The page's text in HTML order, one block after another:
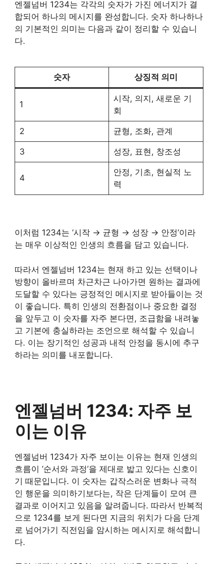
엔젤넘버 1234는 각각의 숫자가 가진 에너지가 결
합되어 하나의 메시지를 완성합니다. 숫자 하나하나
의 기본적인 의미는 다음과 같이 정리할 수 있습니
다.
숫자 상징적 의미
1
시작, 의지, 새로운 기
회
2 균형, 조화, 관계
3 성장, 표현, 창조성
4
안정, 기초, 현실적 노
력
이처럼 1234는 ‘시작 → 균형 → 성장 → 안정’이라
는 매우 이상적인 인생의 흐름을 담고 있습니다.
따라서 엔젤넘버 1234는 현재 하고 있는 선택이나
방향이 올바르며 차근차근 나아가면 원하는 결과에
도달할 수 있다는 긍정적인 메시지로 받아들이는 것
이 좋습니다. 특히 인생의 전환점이나 중요한 결정
을 앞두고 이 숫자를 자주 본다면, 조급함을 내려놓
고 기본에 충실하라는 조언으로 해석할 수 있습니
다. 이는 장기적인 성공과 내적 안정을 동시에 추구
하라는 의미를 내포합니다.
엔젤넘버 1234: 자주 보
이는 이유
엔젤넘버 1234가 자주 보이는 이유는 현재 인생의
흐름이 ‘순서와 과정’을 제대로 밟고 있다는 신호이
기 때문입니다. 이 숫자는 갑작스러운 변화나 극적
인 행운을 의미하기보다는, 작은 단계들이 모여 큰
결과로 이어지고 있음을 알려줍니다. 따라서 반복적
으로 1234를 보게 된다면 지금의 위치가 다음 단계
로 넘어가기 직전임을 암시하는 메시지로 해석합니
다.